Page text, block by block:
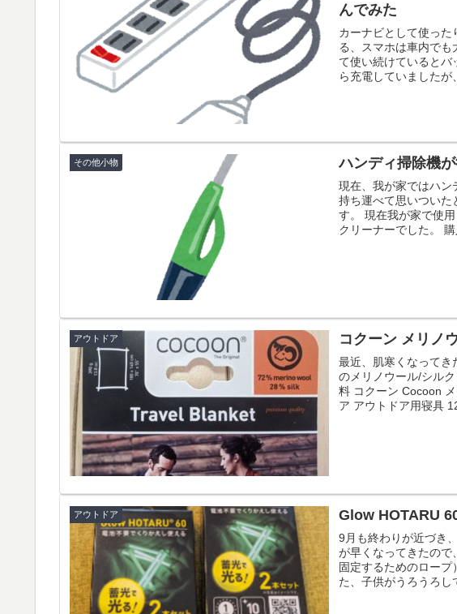
んでみた
カーナビとして使っ
る、スマホは車内でも
て使い続けていると
ら充電していましたが
その他小物 ハンディ掃除機
現在、我が家ではハン
持ち運べて思いついた
す。 現在我が家で使
クリーナーでした。
アウトドア コクーン メリノ
最近、肌寒くなってき
のメリノウール/シル
料 コクーン Cocoon
ア アウトドア用寝具
アウトドア Glow HOTARU
9月も終わりが近づき
が早くなってきたので
固定するためのロー
た、子供がうろうろし